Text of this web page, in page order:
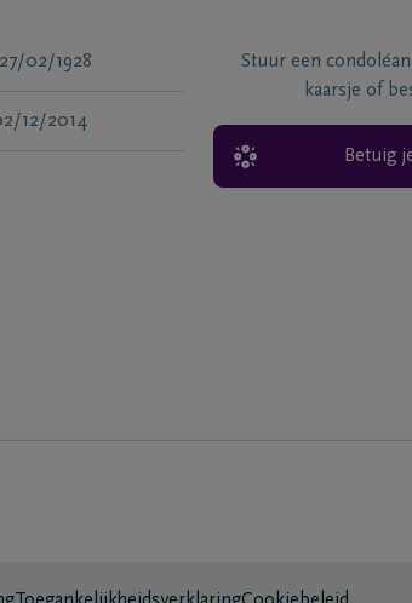
27/02/1928
12/2014
Stuur een
kaarsje of
Betuig